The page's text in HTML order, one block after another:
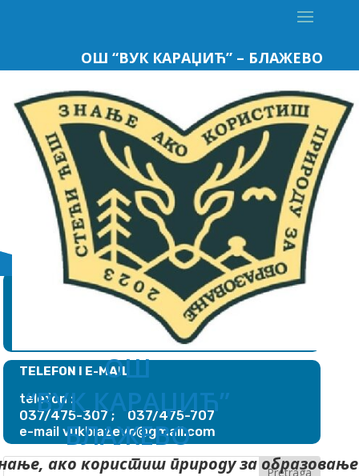
ОШ “ВУК КАРАЏИЋ” – БЛАЖЕВО
ОШ
“ВУК КАРАЏИЋ”
БЛАЖЕВО
ако користиш природу за образовање
АДРЕСА
ОШ “Вук Караџић”
TELEFON I E-MAIL
telefon :
037/475-307 ; 037/475-707
e-mail vukblazevo@gmail.com